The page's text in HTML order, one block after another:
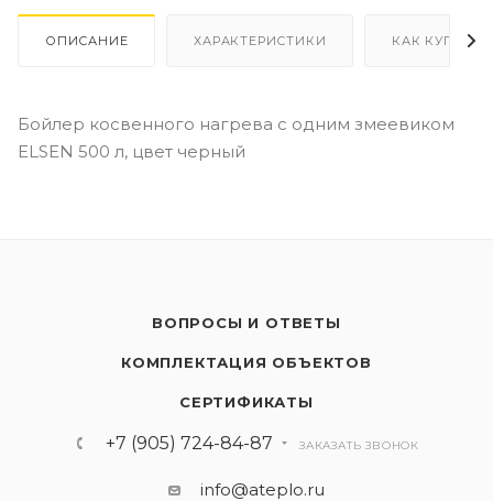
ОПИСАНИЕ ХАРАКТЕРИСТИКИ КАК КУПИТЬ
Бойлер косвенного нагрева с одним змеевиком
ELSEN 500 л, цвет черный
ВОПРОСЫ И ОТВЕТЫ
КОМПЛЕКТАЦИЯ ОБЪЕКТОВ
СЕРТИФИКАТЫ
+7 (905) 724-84-87 ЗАКАЗАТЬ ЗВОНОК
info@ateplo.ru